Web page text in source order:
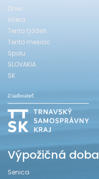
Dnes
Včera
Tento týždeň
Tento mesiac
Spolu
SLOVAKIA
SK
Výpožičná doba
Senica